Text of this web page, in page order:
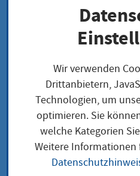
Lokale Anliegen
Befreiung von der
Befreiung
Wir verwenden
Drittanbietern,
Technologien, um
optimieren. Sie
welche Kategorien
Weitere Informationen